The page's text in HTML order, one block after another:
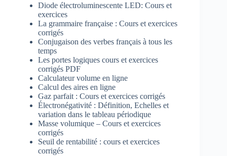
Diode électroluminescente LED: Cours et
exercices
La grammaire française : Cours et exercices
corrigés
Conjugaison des verbes français à tous les
temps
Les portes logiques cours et exercices
corrigés PDF
Calculateur volume en ligne
Calcul des aires en ligne
Gaz parfait : Cours et exercices corrigés
Électronégativité : Définition, Echelles et
variation dans le tableau périodique
Masse volumique – Cours et exercices
corrigés
Seuil de rentabilité : cours et exercices
corrigés